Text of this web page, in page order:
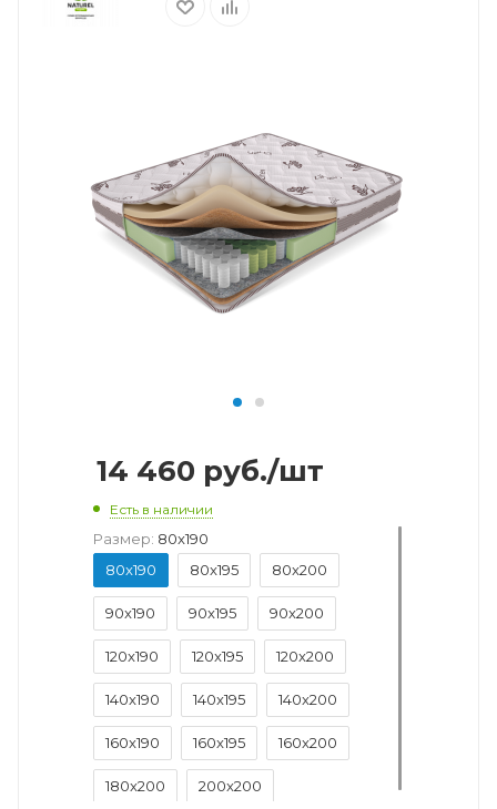
14 460 руб./шт
Есть в наличии
Размер: 80x190
80x190
80x195 80x200
90x190 90x195 90x200
120x190 120x195 120x200
140x190 140x195 140x200
160x190 160x195 160x200
180x200 200x200